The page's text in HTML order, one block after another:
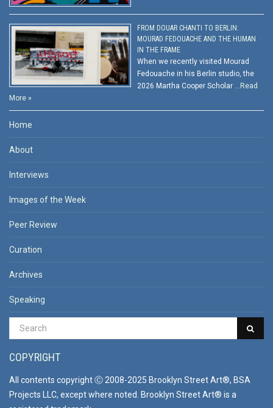
FROM DOUAR CHANTI TO BERLIN:
MOURAD FEDOUACHE AND THE HUMAN
IN THE FRAME
When we recently visited Mourad
Fedouache in his Berlin studio, the
2026 Martha Cooper Scholar …Read
More »
Home
About
Interviews
Images of the Week
Peer Review
Curation
Archives
Speaking
COPYRIGHT
All contents copyright Ⓒ 2008-2025 Brooklyn Street Art®, BSA
Projects LLC, except where noted. Brooklyn Street Art® is a